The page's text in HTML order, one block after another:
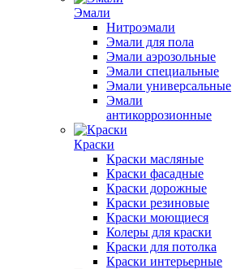
Эмали
Нитроэмали
Эмали для пола
Эмали аэрозольные
Эмали специальные
Эмали универсальные
Эмали
антикоррозионные
Краски
Краски масляные
Краски фасадные
Краски дорожные
Краски резиновые
Краски моющиеся
Колеры для краски
Краски для потолка
Краски интерьерные